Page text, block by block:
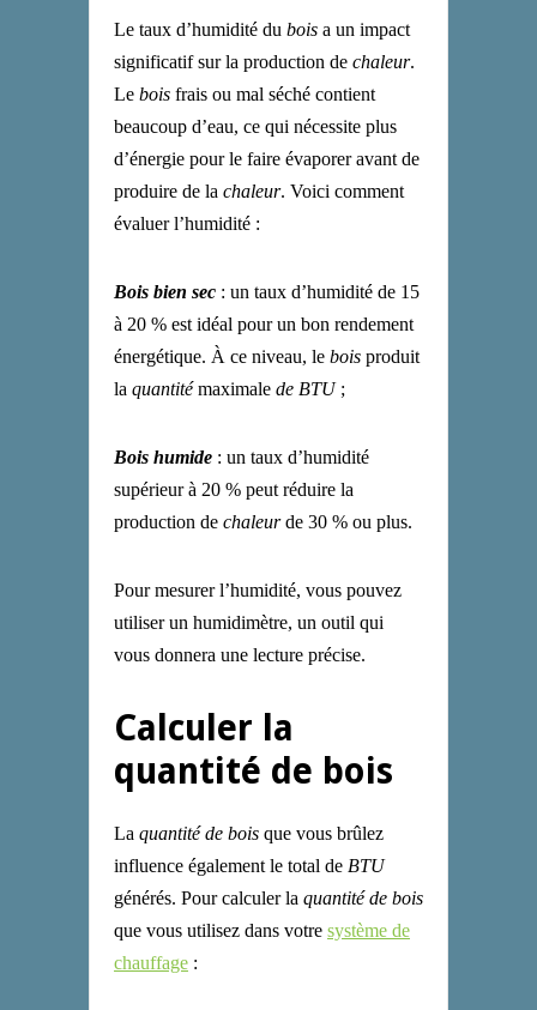
Le taux d’humidité du bois a un impact
significatif sur la production de chaleur.
Le bois frais ou mal séché contient
beaucoup d’eau, ce qui nécessite plus
d’énergie pour le faire évaporer avant de
produire de la chaleur. Voici comment
évaluer l’humidité :
Bois bien sec : un taux d’humidité de 15
à 20 % est idéal pour un bon rendement
énergétique. À ce niveau, le bois produit
la quantitémaximale de BTU;
Bois humide : un taux d’humidité
supérieur à 20 % peut réduire la
production de chaleurde 30 % ou plus.
Pour mesurer l’humidité, vous pouvez
utiliser un humidimètre, un outil qui
vous donnera une lecture précise.
Calculer la
quantité de bois
La quantité de bois que vous brûlez
influence également le total de BTU
générés. Pour calculer la quantité de bois
que vous utilisez dans votre système de
chauffage :